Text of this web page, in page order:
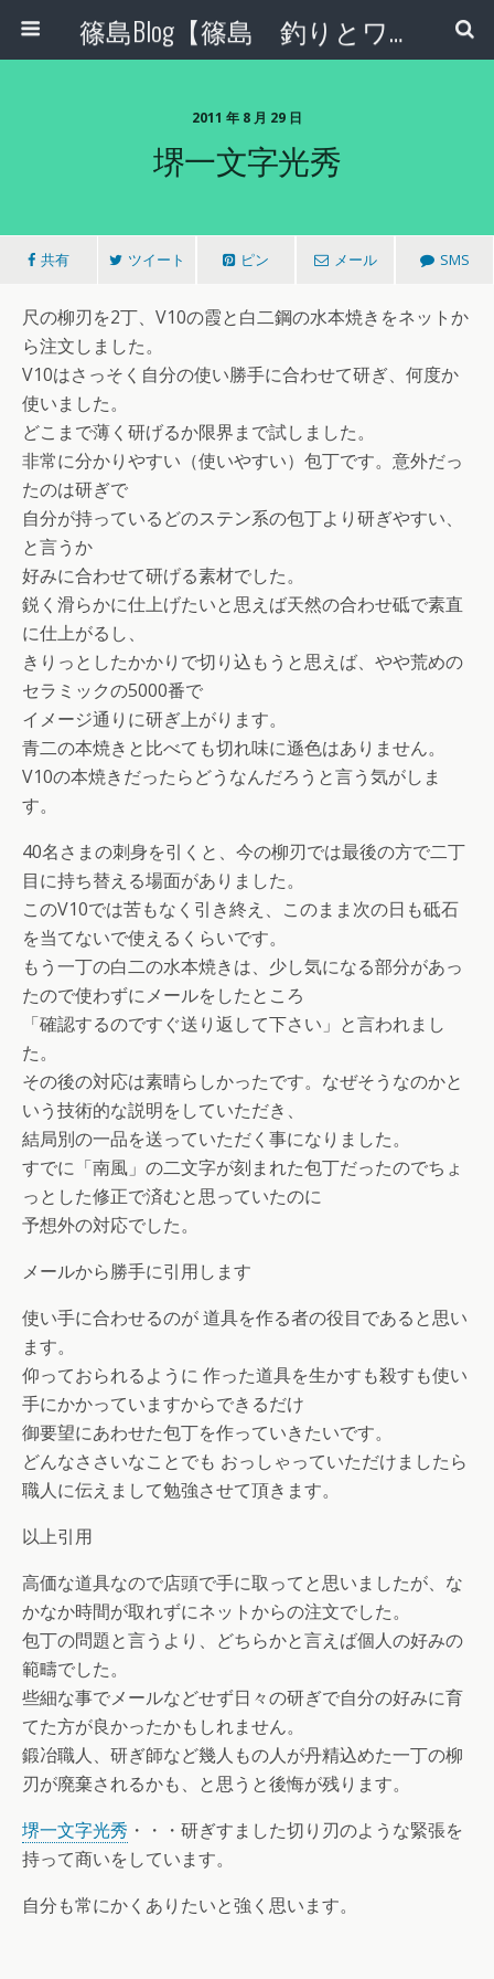
篠島Blog【篠島 釣りとワンコとエコな日々】
2011 年 8 月 29 日
堺一文字光秀
共有 ツイート ピン メール SMS
尺の柳刃を2丁、V10の霞と白二鋼の水本焼きをネットか
ら注文しました。
V10はさっそく自分の使い勝手に合わせて研ぎ、何度か
使いました。
どこまで薄く研げるか限界まで試しました。
非常に分かりやすい（使いやすい）包丁です。意外だっ
たのは研ぎで
自分が持っているどのステン系の包丁より研ぎやすい、
と言うか
好みに合わせて研げる素材でした。
鋭く滑らかに仕上げたいと思えば天然の合わせ砥で素直
に仕上がるし、
きりっとしたかかりで切り込もうと思えば、やや荒めの
セラミックの5000番で
イメージ通りに研ぎ上がります。
青二の本焼きと比べても切れ味に遜色はありません。
V10の本焼きだったらどうなんだろうと言う気がしま
す。
40名さまの刺身を引くと、今の柳刃では最後の方で二丁
目に持ち替える場面がありました。
このV10では苦もなく引き終え、このまま次の日も砥石
を当てないで使えるくらいです。
もう一丁の白二の水本焼きは、少し気になる部分があっ
たので使わずにメールをしたところ
「確認するのですぐ送り返して下さい」と言われまし
た。
その後の対応は素晴らしかったです。なぜそうなのかと
いう技術的な説明をしていただき、
結局別の一品を送っていただく事になりました。
すでに「南風」の二文字が刻まれた包丁だったのでちょ
っとした修正で済むと思っていたのに
予想外の対応でした。
メールから勝手に引用します
使い手に合わせるのが 道具を作る者の役目であると思い
ます。
仰っておられるように 作った道具を生かすも殺すも使い
手にかかっていますからできるだけ
御要望にあわせた包丁を作っていきたいです。
どんなささいなことでも おっしゃっていただけましたら
職人に伝えまして勉強させて頂きます。
以上引用
高価な道具なので店頭で手に取ってと思いましたが、な
かなか時間が取れずにネットからの注文でした。
包丁の問題と言うより、どちらかと言えば個人の好みの
範疇でした。
些細な事でメールなどせず日々の研ぎで自分の好みに育
てた方が良かったかもしれません。
鍛冶職人、研ぎ師など幾人もの人が丹精込めた一丁の柳
刃が廃棄されるかも、と思うと後悔が残ります。
堺一文字光秀 ・・・研ぎすました切り刃のような緊張を
持って商いをしています。
自分も常にかくありたいと強く思います。